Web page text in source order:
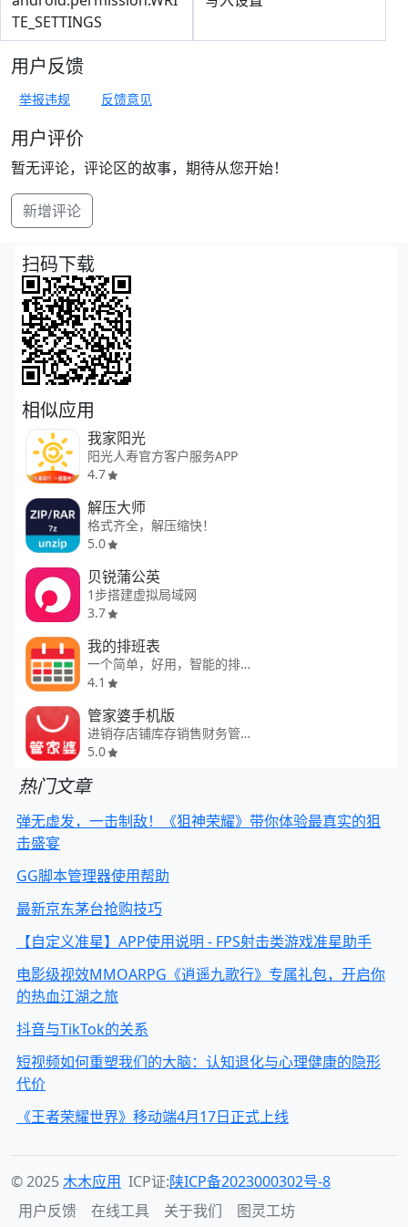
TE_SETTINGS
用户反馈
举报违规 反馈意见
用户评价
暂无评论，评论区的故事，期待从您开始！
新增评论
扫码下载
相似应用
我家阳光
阳光人寿官方客户服务APP
4.7
解压大师
格式齐全，解压缩快！
5.0
贝锐蒲公英
1步搭建虚拟局域网
3.7
我的排班表
一个简单，好用，智能的排班软件
4.1
管家婆手机版
进销存店铺库存销售财务管理软件
5.0
热门文章
弹无虚发，一击制敌！《狙神荣耀》带你体验最真实的狙
击盛宴
GG脚本管理器使用帮助
最新京东茅台抢购技巧
【自定义准星】APP使用说明 - FPS射击类游戏准星助手
电影级视效MMOARPG《逍遥九歌行》专属礼包，开启你
的热血江湖之旅
抖音与TikTok的关系
短视频如何重塑我们的大脑：认知退化与心理健康的隐形
代价
《王者荣耀世界》移动端4月17日正式上线
© 2025木木应用 ICP证:陕ICP备2023000302号-8
用户反馈
在线工具 关于我们 图灵工坊